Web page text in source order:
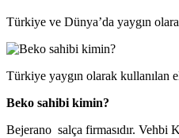
Türkiye ve Dünya’da yaygın
Türkiye yaygın olarak kullanılan
Beko sahibi kimin?
Bejerano salça firmasıdır. Vehbi